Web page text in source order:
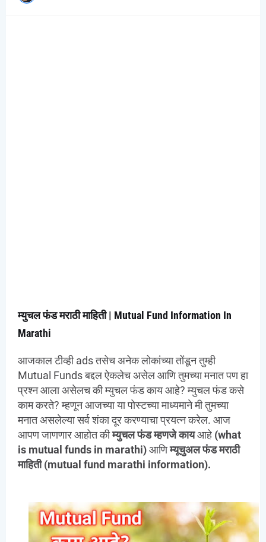
म्युचल फंड मराठी माहिती | Mutual Fund Information In
Marathi
आजकाल टीव्ही ads तसेच अनेक लोकांच्या तोंडून तुम्ही
Mutual Funds बद्दल ऐकलेच असेल आणि तुमच्या मनात पण हा
प्रश्न आला असेलच की म्युचल फंड काय आहे? म्युचल फंड कसे
काम करते? म्हणून आजच्या या पोस्टच्या माध्यमाने मी तुमच्या
मनात असलेल्या सर्व शंका दूर करण्याचा प्रयत्न करेल. आज
आपण जाणणार आहोत कीम्युचल फंड म्हणजे कायआहे (what
is mutual funds in marathi)आणिम्यूचुअल फंड मराठी
माहिती(mutual fund marathi information).